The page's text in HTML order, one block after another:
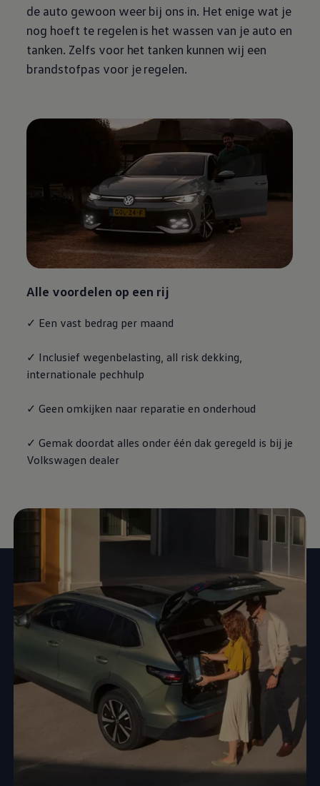
de auto gewoon weer bij ons in. Het enige wat je
nog hoeft te regelen is het wassen van je auto en
tanken. Zelfs voor het tanken kunnen wij een
brandstofpas voor je regelen.
Alle voordelen op een rij
✓ Een vast bedrag per maand
✓ Inclusief wegenbelasting, all risk dekking,
internationale pechhulp
✓ Geen omkijken naar reparatie en onderhoud
✓ Gemak doordat alles onder één dak geregeld is bij je
Volkswagen dealer